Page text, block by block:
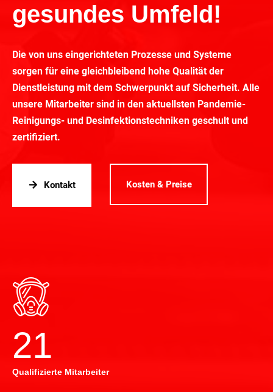
gesundes Umfeld!
Die von uns eingerichteten Prozesse und Systeme
sorgen für eine gleichbleibend hohe Qualität der
Dienstleistung mit dem Schwerpunkt auf Sicherheit. Alle
unsere Mitarbeiter sind in den aktuellsten Pandemie-
Reinigungs- und Desinfektionstechniken geschult und
zertifiziert.
Kontakt Kosten & Preise
22
Qualifizierte Mitarbeiter